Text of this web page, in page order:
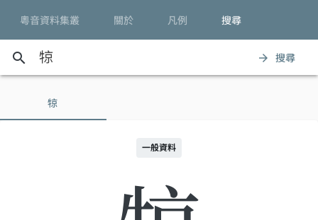
粵音資料集叢 關於 凡例 搜尋
search arrow_forward 搜尋
㹁
一般資料